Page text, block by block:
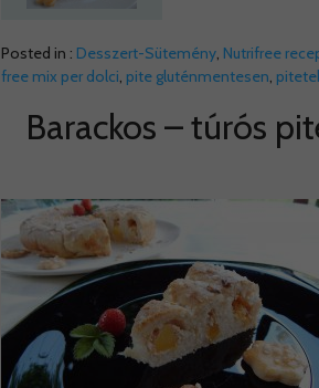
Posted in : Desszert-Sütemény, Nutrifree
free mix per dolci pite gluténmentesen
Barackos – túrós